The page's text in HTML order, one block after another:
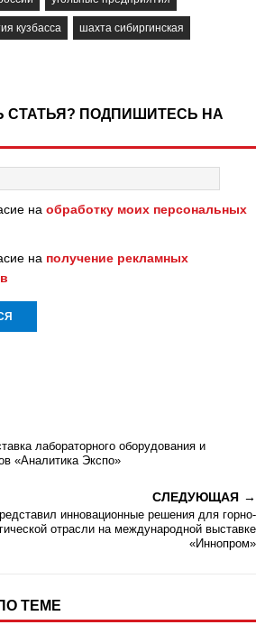
кузбасса шахта сибиргинская
СТАТЬЯ? ПОДПИШИТЕСЬ НА
на обработку моих персональных
на получение рекламных
лабораторного оборудования и
«Аналитика Экспо»
СЛЕДУЮЩАЯ
инновационные решения для горно-
отрасли на международной выставке
«Иннопром»
ТЕМЕ